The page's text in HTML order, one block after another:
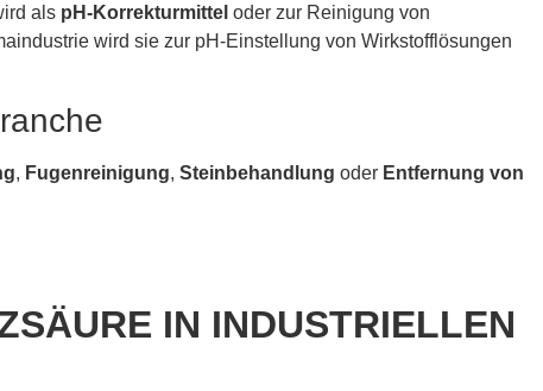
als pH-Korrekturmittel oder zur Reinigung von
wird sie zur pH-Einstellung von Wirkstofflösungen
, Fugenreinigung, Steinbehandlung oder Entfernung von
IN INDUSTRIELLEN